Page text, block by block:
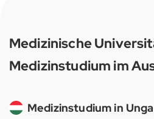
Medizinische
Medizinstudium im
Medizinstudium in